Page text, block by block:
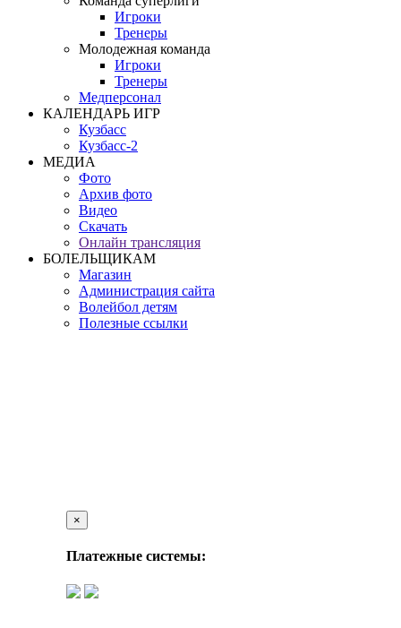
Игроки
Тренеры
Молодежная команда
Игроки
Тренеры
Медперсонал
КАЛЕНДАРЬ ИГР
Кузбасс
Кузбасс-2
МЕДИА
Фото
Архив фото
Видео
Скачать
Онлайн трансляция
БОЛЕЛЬЩИКАМ
Магазин
Администрация сайта
Волейбол детям
Полезные ссылки
×
Платежные системы: